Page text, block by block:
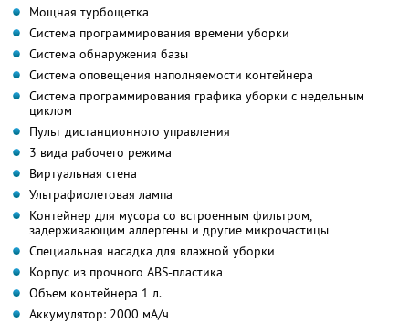
Мощная турбощетка
Система программирования времени уборки
Система обнаружения базы
Система оповещения наполняемости контейнера
Система программирования графика уборки с недельным
циклом
Пульт дистанционного управления
3 вида рабочего режима
Виртуальная стена
Ультрафиолетовая лампа
Контейнер для мусора со встроенным фильтром,
задерживающим аллергены и другие микрочастицы
Специальная насадка для влажной уборки
Корпус из прочного ABS-пластика
Объем контейнера 1 л.
Аккумулятор: 2000 мА/ч